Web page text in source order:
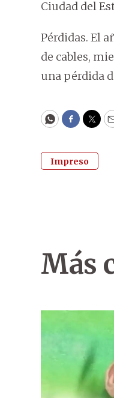
Ciudad del
Pérdidas. El
de cables,
una pérdida
WhatsApp
Impreso
Más